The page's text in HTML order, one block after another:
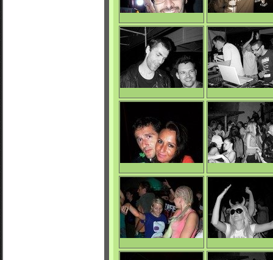
Keče
0/3994
Marosh & Button
0/4269
Sensoreal
Datel & Maťka
0/4305
La Mara Beat